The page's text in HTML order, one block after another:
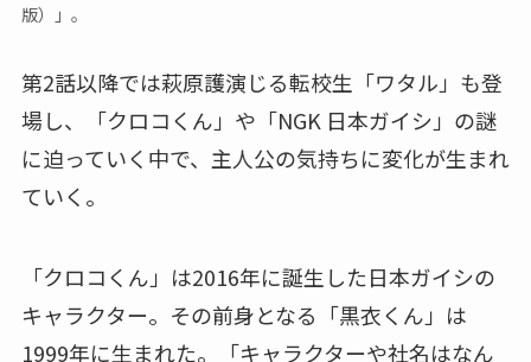
版）」。
第2話以降では萩原護演じる転校生「ワタル」も登
場し、「クロコくん」や「NGK 日本ガイシ」の謎
に迫っていく中で、主人公の気持ちに変化が生まれ
ていく。
「クロコくん」は2016年に誕生した日本ガイシの
キャラクター。その前身となる「黒衣くん」は
1999年に生まれた。「キャラクターや社名はなん